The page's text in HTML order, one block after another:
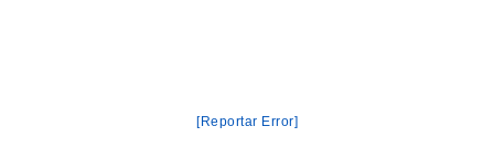
[Reportar Error]